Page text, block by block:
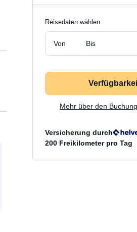
Reisedaten wählen
Von Bis
Mehr über den
Versicherung durch
200 Freikilometer pro Tag